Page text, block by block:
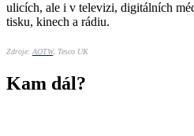
ulicích, ale i v televizi, digitálních
tisku, kinech a rádiu.
Zdroje: AOTW, Tesco UK
Kam dál?